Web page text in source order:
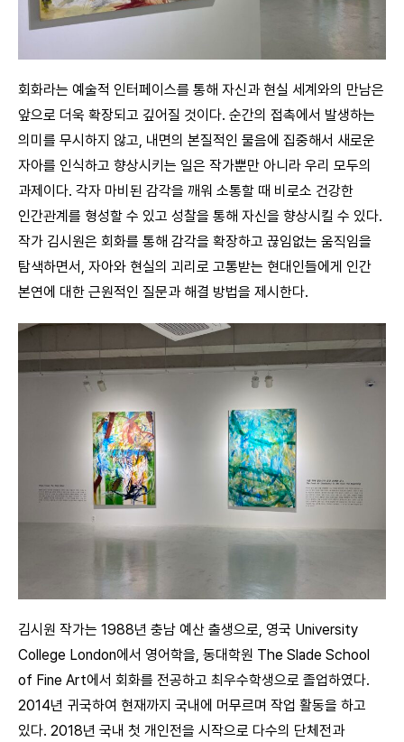
회화라는 예술적 인터페이스를 통해 자신과 현실 세계와의 만남은
앞으로 더욱 확장되고 깊어질 것이다. 순간의 접촉에서 발생하는
의미를 무시하지 않고, 내면의 본질적인 물음에 집중해서 새로운
자아를 인식하고 향상시키는 일은 작가뿐만 아니라 우리 모두의
과제이다. 각자 마비된 감각을 깨워 소통할 때 비로소 건강한
인간관계를 형성할 수 있고 성찰을 통해 자신을 향상시킬 수 있다.
작가 김시원은 회화를 통해 감각을 확장하고 끊임없는 움직임을
탐색하면서, 자아와 현실의 괴리로 고통받는 현대인들에게 인간
본연에 대한 근원적인 질문과 해결 방법을 제시한다.
김시원 작가는 1988년 충남 예산 출생으로, 영국 University
College London에서 영어학을, 동대학원 The Slade School
of Fine Art에서 회화를 전공하고 최우수학생으로 졸업하였다.
2014년 귀국하여 현재까지 국내에 머무르며 작업 활동을 하고
있다. 2018년 국내 첫 개인전을 시작으로 다수의 단체전과